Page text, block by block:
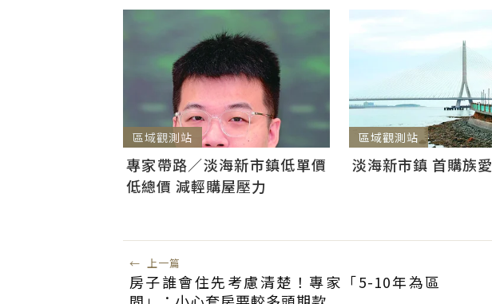
區域觀測站
專家帶路／淡海新市鎮低單價
低總價 減輕購屋壓力
區域觀測站
淡海新市鎮 首購族愛
← 上一篇
房子誰會住先考慮清楚！專家「5-10年為區